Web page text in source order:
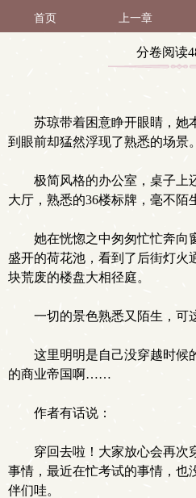
首页 上一章
分卷阅读
苏琼带着困意睁开眼睛，她
到眼前却猛然浮现了熟悉的场景。
极简风格的办公室，桌子上
大厅，熟悉的36楼标牌，毫不陌
她在恍惚之中匆匆忙忙奔向
盛开的荷花池，看到了后街灯火
块荒废的楼盘大相径庭。
一切的景色熟悉又陌生，
这里明明是自己没穿越时候
的商业帝国啊……
作者有话说：
穿回去啦！大家放心会再次
事情，最近在忙考试的事情，也
伴们哇。